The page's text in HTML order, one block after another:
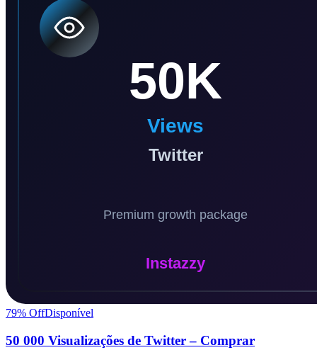
79% OffDisponível
50 000 Visualizações de Twitter – Comprar